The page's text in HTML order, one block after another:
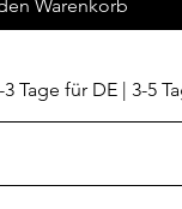
Warenkorb
Tage für DE | 3-5